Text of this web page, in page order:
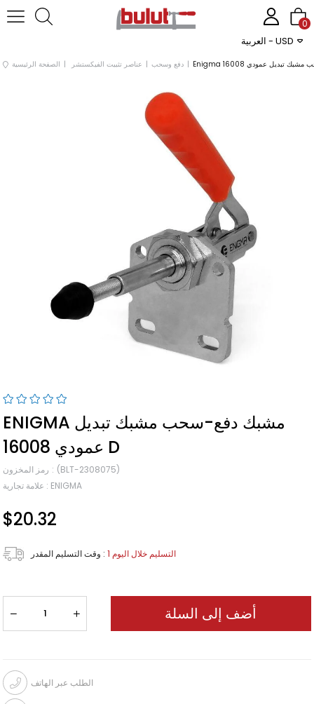
العربية - USD
0
الصفحة الرئيسية عناصر تثبيت الفيكستشر دفع وسحب
ENIGMA مشبك دفع-سحب مشبك تبديل
عمودي 16008 D
رمز المخزون
(BLT-2308075)
علامة تجارية : ENIGMA
$20.32
وقت التسليم المقدر : 1 التسليم خلال اليوم
الطلب عبر الهاتف